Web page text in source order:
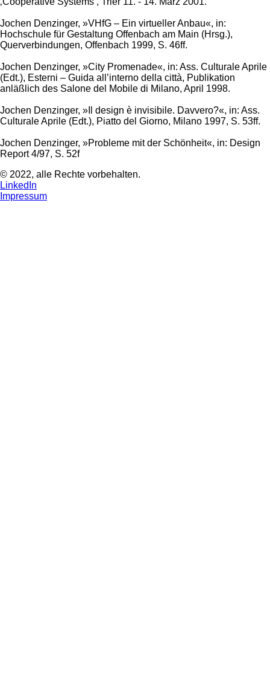
Jochen Denzinger, »VHfG – Ein virtueller Anbau«, in:
Hochschule für Gestaltung Offenbach am Main (Hrsg.),
Querverbindungen, Offenbach 1999, S. 46ff.
Jochen Denzinger, »City Promenade«, in: Ass. Culturale Aprile
(Edt.), Esterni – Guida all’interno della città, Publikation
anläßlich des Salone del Mobile di Milano, April 1998.
Jochen Denzinger, »Il design è invisibile. Davvero?«, in: Ass.
Culturale Aprile (Edt.), Piatto del Giorno, Milano 1997, S. 53ff.
Jochen Denzinger, »Probleme mit der Schönheit«, in: Design
Report 4/97, S. 52f
© 2022, alle Rechte vorbehalten.
LinkedIn
Impressum